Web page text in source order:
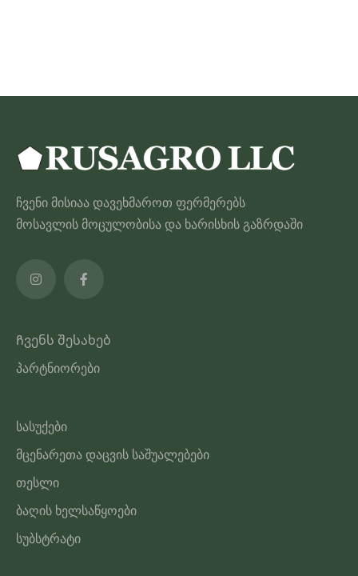
ჩვენი მისიაა დავეხმაროთ ფერმერებს
მოსავლის მოცულობისა და ხარისხის გაზრდაში
Ჩვენს შესახებ
პარტნიორები
სასუქები
მცენარეთა დაცვის საშუალებები
თესლი
ბაღის ხელსაწყოები
სუბსტრატი